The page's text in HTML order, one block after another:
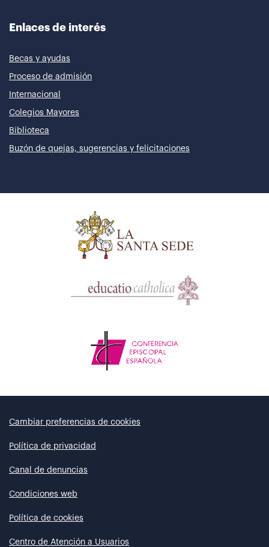
Enlaces de interés
Becas y ayudas
Proceso de admisión
Internacional
Colegios Mayores
Biblioteca
Buzón de quejas, sugerencias y felicitaciones
Cambiar preferencias de cookies
Política de privacidad
Canal de denuncias
Condiciones web
Política de cookies
Centro de Atención a Usuarios